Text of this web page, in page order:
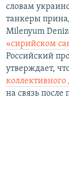
словам
танкеры
Milenyum
«сирийском
Российский
утверждает,
коллективного
на связь